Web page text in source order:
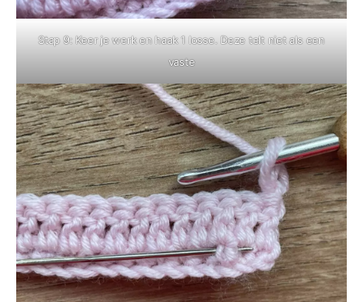
Stap 9: Keer je werk en haak 1 losse. Deze telt niet als een
vaste